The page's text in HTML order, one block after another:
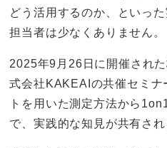
どう活用するのか、といっ
担当者は少なくありません。
2025年9月26日に開催され
式会社KAKEAIの共催セミナ
トを用いた測定方法から
で、実践的な知見が共有され